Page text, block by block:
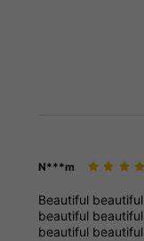
N***m
Beautiful beautiful
beautiful beautiful
beautiful beautiful